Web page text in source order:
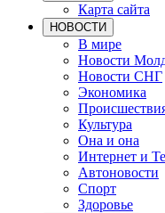
Карта сайта
НОВОСТИ
В мире
Новости
Новости СНГ
Экономика
Культура
Она и она
Интернет и
Автоновости
Спорт
Здоровье